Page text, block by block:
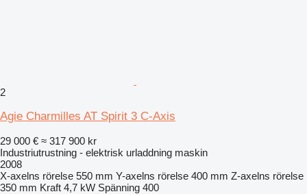
2
Agie Charmilles AT Spirit 3 C-Axis
29 000 € ≈ 317 900 kr
Industriutrustning - elektrisk urladdning maskin
2008
X-axelns rörelse 550 mm Y-axelns rörelse 400 mm Z-axelns rörelse
350 mm Kraft 4,7 kW Spänning 400